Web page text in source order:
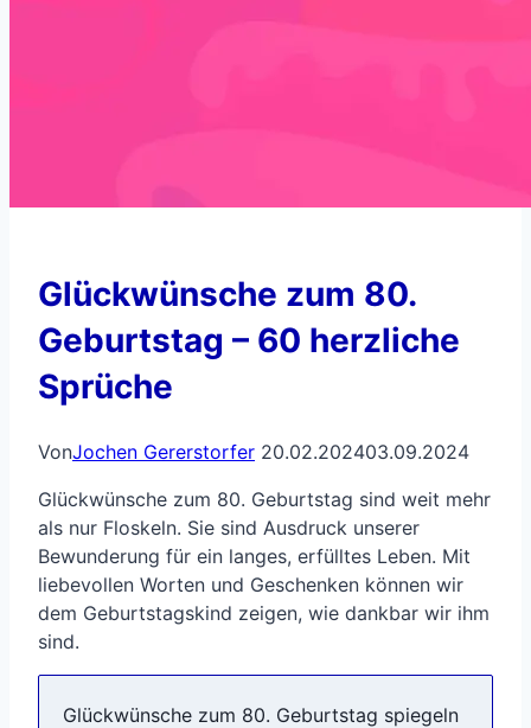
Glückwünsche zum 80.
Geburtstag – 60 herzliche
Sprüche
VonJochen Gererstorfer 20.02.202403.09.2024
Glückwünsche zum 80. Geburtstag sind weit mehr
als nur Floskeln. Sie sind Ausdruck unserer
Bewunderung für ein langes, erfülltes Leben. Mit
liebevollen Worten und Geschenken können wir
dem Geburtstagskind zeigen, wie dankbar wir ihm
sind.
Glückwünsche zum 80. Geburtstag spiegeln